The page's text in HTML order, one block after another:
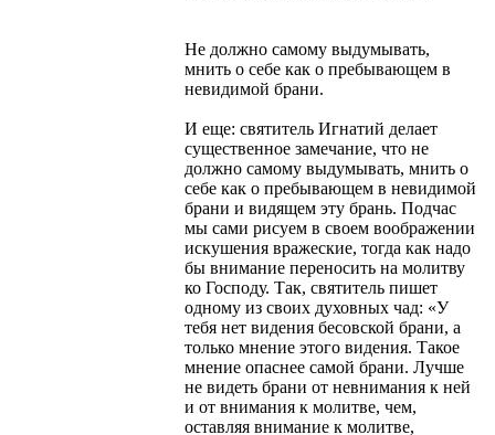
Не должно самому выдумывать,
мнить о себе как о пребывающем в
невидимой брани.
И еще: святитель Игнатий делает
существенное замечание, что не
должно самому выдумывать, мнить о
себе как о пребывающем в невидимой
брани и видящем эту брань. Подчас
мы сами рисуем в своем воображении
искушения вражеские, тогда как надо
бы внимание переносить на молитву
ко Господу. Так, святитель пишет
одному из своих духовных чад: «У
тебя нет видения бесовской брани, а
только мнение этого видения. Такое
мнение опаснее самой брани. Лучше
не видеть брани от невнимания к ней
и от внимания к молитве, чем,
оставляя внимание к молитве,